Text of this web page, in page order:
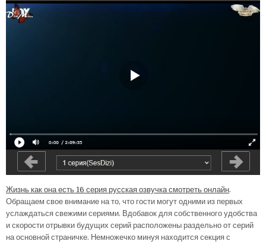
Жизнь как она есть 16 серия русская озвучка смотреть онлайн.
Обращаем свое внимание на то, что гости могут одними из первых
услаждаться свежими сериями. Вдобавок для собственного удобства
и скорости отрывки будущих серий расположены раздельно от серий
на основной страничке. Немножечко минуя находится секция с